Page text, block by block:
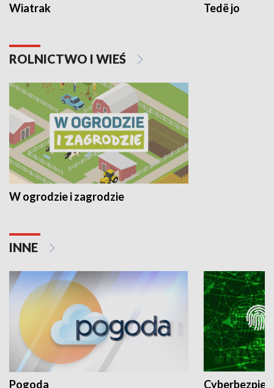
Wiatrak Tedë jo
ROLNICTWO I WIEŚ
W ogrodzie i zagrodzie
INNE
Pogoda